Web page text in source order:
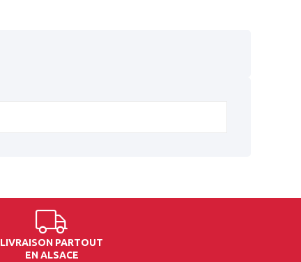
LIVRAISON PARTOUT
EN ALSACE